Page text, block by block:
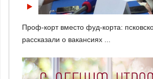
Проф-корт вместо фуд-корта:
рассказали о вакансиях ...